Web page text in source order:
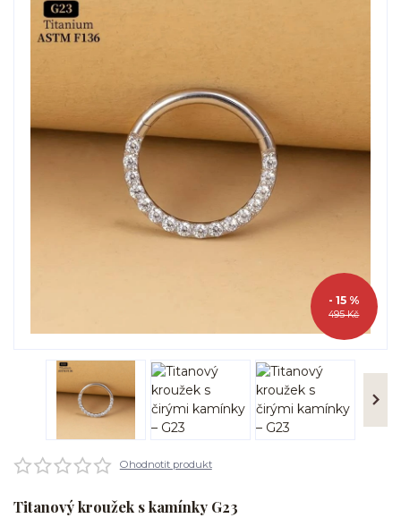
495 Kč
- 15 %
Ohodnotit produkt
Titanový kroužek s kamínky G23